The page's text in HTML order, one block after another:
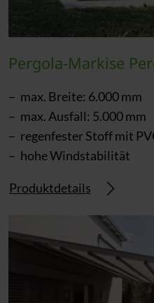
Pergola-Markise
max. Breite: 6.000 mm
max. Ausfall: 5.000 mm
regenfester Stoff mit
hohe Windstabilität
Produktdetails